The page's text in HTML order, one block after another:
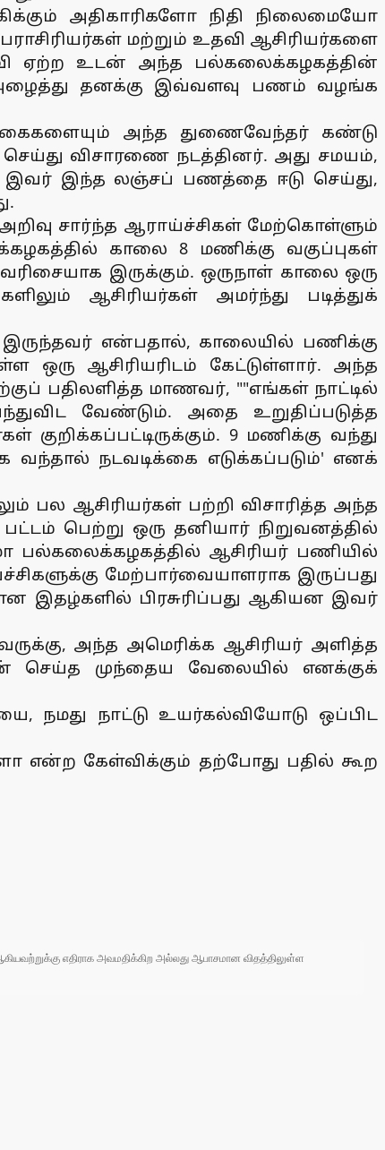
அதிகாரிகளோ நிதி நிலைமையோ
மற்றும் உதவி ஆசிரியர்களை
ஏற்ற உடன் அந்த பல்கலைக்கழகத்தின்
அழைத்து தனக்கு இவ்வளவு பணம் வழங்க
அந்த துணைவேந்தர் கண்டு
விசாரணை நடத்தினர். அது சமயம்,
இவர் இந்த லஞ்சப் பணத்தை ஈடு செய்து,
சார்ந்த ஆராய்ச்சிகள் மேற்கொள்ளும்
காலை 8 மணிக்கு வகுப்புகள்
இருக்கும். ஒருநாள் காலை ஒரு
ஆசிரியர்கள் அமர்ந்து படித்துக்
இருந்தவர் என்பதால், காலையில் பணிக்கு
ஒரு ஆசிரியரிடம் கேட்டுள்ளார். அந்த
பதிலளித்த மாணவர், ""எங்கள் நாட்டில்
வேண்டும். அதை உறுதிப்படுத்த
9 மணிக்கு வந்து
வந்தால் நடவடிக்கை எடுக்கப்படும்' எனக்
பல ஆசிரியர்கள் பற்றி விசாரித்த அந்த
பெற்று ஒரு தனியார் நிறுவனத்தில்
பல்கலைக்கழகத்தில் ஆசிரியர் பணியில்
மேற்பார்வையாளராக இருப்பது
பிரசுரிப்பது ஆகியன இவர்
அந்த அமெரிக்க ஆசிரியர் அளித்த
செய்த முந்தைய வேலையில் எனக்குக்
நமது நாட்டு உயர்கல்வியோடு ஒப்பிட
என்ற கேள்விக்கும் தற்போது பதில் கூற
எதிராக அவமதிக்கிற அல்லது ஆபாசமான விதத்திலுள்ள